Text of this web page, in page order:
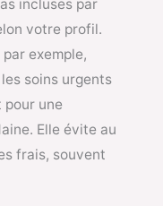
incluses par
votre profil.
exemple,
soins urgents
pour une
Elle évite au
frais, souvent